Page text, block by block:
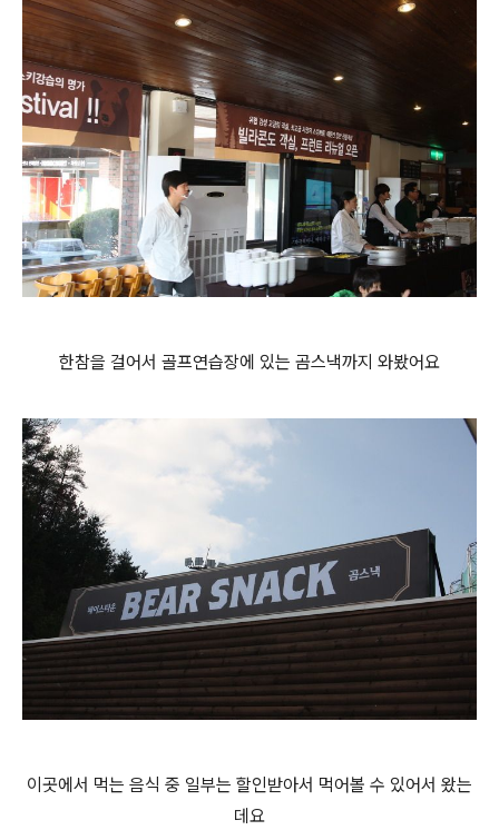
한참을 걸어서 골프연습장에 있는 곰스낵까지 와봤어요
이곳에서 먹는 음식 중 일부는 할인받아서 먹어볼 수 있어서 왔는
데요